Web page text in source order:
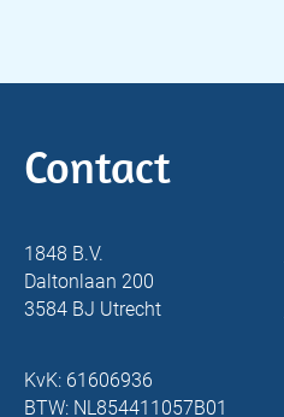
Contact
1848 B.V.
Daltonlaan 200
3584 BJ Utrecht
KvK: 61606936
BTW: NL854411057B01